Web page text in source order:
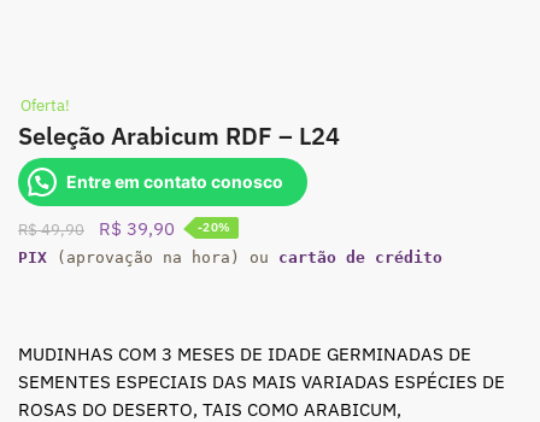
Oferta!
Seleção Arabicum RDF – L24
Entre em contato conosco
R$49,90
O
preço
R$ 39,90 O
preço
-20%
PIX (aprovação na hora) ou cartão de crédito
MUDINHAS COM 3 MESES DE IDADE GERMINADAS DE
SEMENTES ESPECIAIS DAS MAIS VARIADAS ESPÉCIES DE
ROSAS DO DESERTO, TAIS COMO ARABICUM,